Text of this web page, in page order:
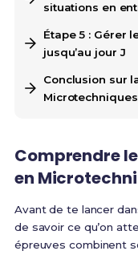
situations en
Étape 5 : Gérer
jusqu’au jour J
Conclusion sur
Microtechniques
Comprendre
en
Avant de te lancer
de savoir ce qu’on
épreuves combinent